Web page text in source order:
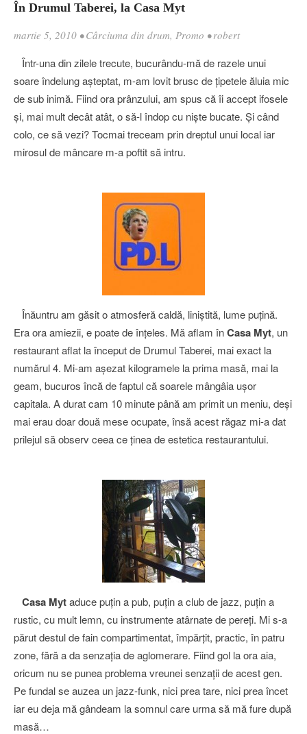
În Drumul Taberei, la Casa Myt
martie 5, 2010 •Cârciuma din drum, Promo •robert
Într-una din zilele trecute, bucurându-mă de razele unui
soare îndelung aşteptat, m-am lovit brusc de ţipetele ăluia mic
de sub inimă. Fiind ora prânzului, am spus că îi accept ifosele
şi, mai mult decât atât, o să-l îndop cu nişte bucate. Şi când
colo, ce să vezi? Tocmai treceam prin dreptul unui local iar
mirosul de mâncare m-a poftit să intru.
Înăuntru am găsit o atmosferă caldă, liniştită, lume puţină.
Era ora amiezii, e poate de înţeles. Mă aflam înCasa Myt, un
restaurant aflat la început de Drumul Taberei, mai exact la
numărul 4. Mi-am aşezat kilogramele la prima masă, mai la
geam, bucuros încă de faptul că soarele mângâia uşor
capitala. A durat cam 10 minute până am primit un meniu, deşi
mai erau doar două mese ocupate, însă acest răgaz mi-a dat
prilejul să observ ceea ce ţinea de estetica restaurantului.
Casa Mytaduce puţin a pub, puţin a club de jazz, puţin a
rustic, cu mult lemn, cu instrumente atârnate de pereţi. Mi s-a
părut destul de fain compartimentat, împărţit, practic, în patru
zone, fără a da senzaţia de aglomerare. Fiind gol la ora aia,
oricum nu se punea problema vreunei senzaţii de acest gen.
Pe fundal se auzea un jazz-funk, nici prea tare, nici prea încet
iar eu deja mă gândeam la somnul care urma să mă fure după
masă…